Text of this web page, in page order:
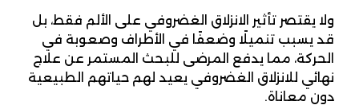
ولا يقتصر تأثير الانزلاق الغضروفي على الألم فقط، بل
قد يسبب تنميلًا وضعفًا في الأطراف وصعوبة في
الحركة، مما يدفع المرضى للبحث المستمر عن علاج
نهائي للانزلاق الغضروفي يعيد لهم حياتهم الطبيعية
دون معاناة.